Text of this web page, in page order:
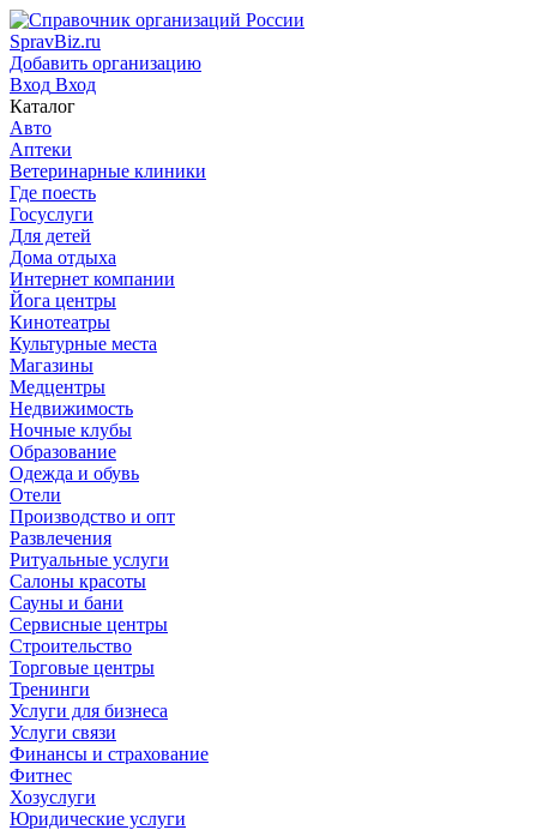
SpravBiz.ru
Добавить организацию
Вход Вход
Каталог
Авто
Аптеки
Ветеринарные клиники
Где поесть
Госуслуги
Для детей
Дома отдыха
Интернет компании
Йога центры
Кинотеатры
Культурные места
Магазины
Медцентры
Недвижимость
Ночные клубы
Образование
Одежда и обувь
Отели
Производство и опт
Развлечения
Ритуальные услуги
Салоны красоты
Сауны и бани
Сервисные центры
Строительство
Торговые центры
Тренинги
Услуги для бизнеса
Услуги связи
Финансы и страхование
Фитнес
Хозуслуги
Юридические услуги